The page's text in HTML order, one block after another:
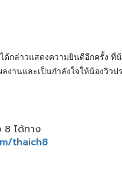
กล่าวแสดงความยินดีอีกครั้ง ที่
านและเป็นกำลังใจให้น้องวิวป
ได้ทาง
thaich8